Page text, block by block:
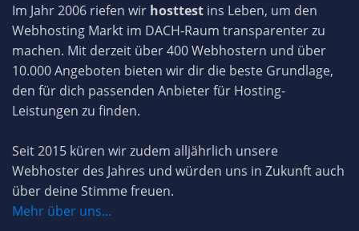
Im Jahr 2006 riefen wir hosttest ins Leben, um den
Webhosting Markt im DACH-Raum transparenter zu
machen. Mit derzeit über 400 Webhostern und über
10.000 Angeboten bieten wir dir die beste Grundlage,
den für dich passenden Anbieter für Hosting-
Leistungen zu finden.
Seit 2015 küren wir zudem alljährlich unsere
Webhoster des Jahres und würden uns in Zukunft auch
über deine Stimme freuen.
Mehr über uns...